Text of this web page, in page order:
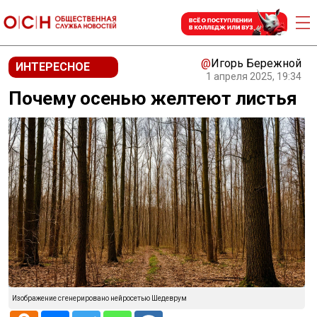
ИНТЕРЕСНОЕ @Игорь Бережной
1 апреля 2025, 19:34
Почему осенью желтеют листья
Изображение сгенерировано нейросетью Шедеврум